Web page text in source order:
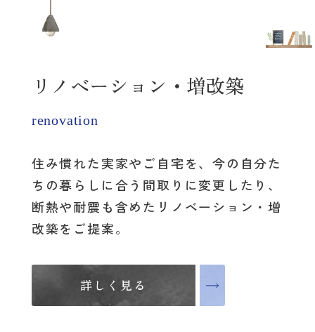
リノベーション・増改築
renovation
住み慣れた実家やご自宅を、今の自分た
ちの暮らしに合う間取りに変更したり、
断熱や耐震も含めたリノベーション・増
改築をご提案。
詳しく見る